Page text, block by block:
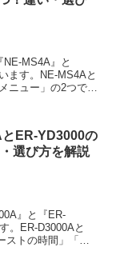
MS4A』と
ます。NE-MS4Aと
ニュー」の2つで
ER-YD3000の
選び方を解説
』と『ER-
。ER-D3000Aと
トの時間」「レ